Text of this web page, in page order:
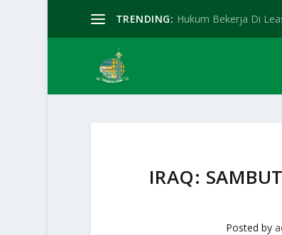
TRENDING: Hukum Bekerja Di
IRAQ:
Posted by